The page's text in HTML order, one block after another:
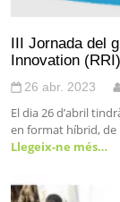
III Jornada del
Innovation (RRI)
26 abr. 2023
El dia 26 d’abril
en format híbrid, de
Llegeix-ne més…